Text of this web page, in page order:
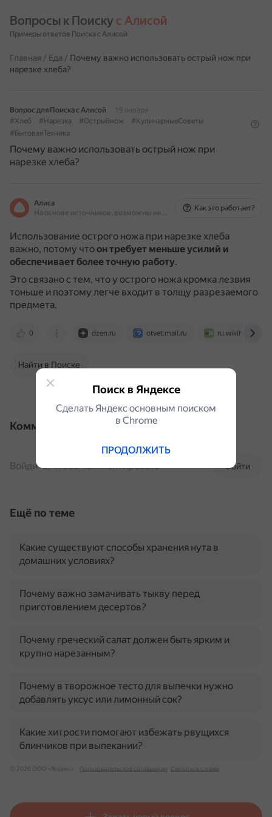
Вопросы к Поиску с Алисой
Примеры ответов Поиска с Алисой
Главная / Еда / Почему важно использовать острый нож при
нарезке хлеба?
Вопрос для Поиска с Алисой
19 января
#Хлеб
#Нарезка #Острыйнож
#КулинарныеСоветы
#БытоваяТехника
Почему важно использовать острый нож при
нарезке хлеба?
Алиса
На основе источников, возможны неточности
Как это работает?
Использование острого ножа при нарезке хлеба
важно, потому чтоон требует меньше усилий и
обеспечивает более точную работу.
Это связано с тем, что у острого ножа кромка лезвия
тоньше и поэтому легче входит в толщу разрезаемого
предмета.
0 dzen.ru otvet.mail.ru ru.wikihow.com
Найти в Поиске
Комментарии
Войти
Войдите, чтобы комментировать
Ещё по теме
Какие существуют способы хранения нута в
домашних условиях?
Почему важно замачивать тыкву перед
приготовлением десертов?
Почему греческий салат должен быть ярким и
крупно нарезанным?
Почему в творожное тесто для выпечки нужно
добавлять уксус или лимонный сок?
Какие хитрости помогают избежать рвущихся
блинчиков при выпекании?
© 2026 ООО «Яндекс» Пользовательское соглашение Связаться с нами
Поиск в Яндексе
Сделать Яндекс основным поиском
в Сhrome
ПРОДОЛЖИТЬ